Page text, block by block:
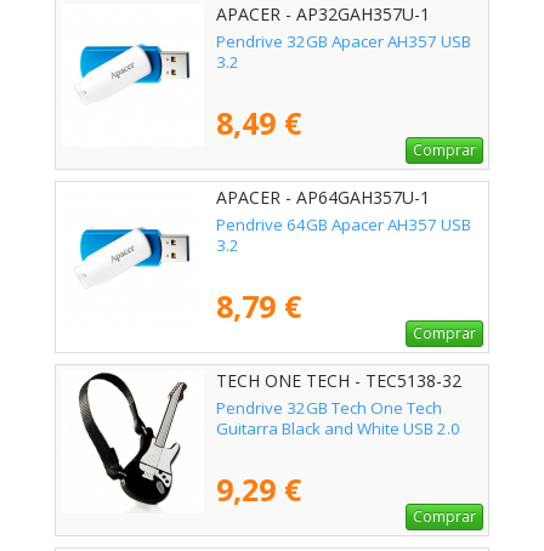
APACER - AP32GAH357U-1
Pendrive 32GB Apacer AH357 USB
3.2
8,49 €
Comprar
APACER - AP64GAH357U-1
Pendrive 64GB Apacer AH357 USB
3.2
8,79 €
Comprar
TECH ONE TECH - TEC5138-32
Pendrive 32GB Tech One Tech
Guitarra Black and White USB 2.0
9,29 €
Comprar